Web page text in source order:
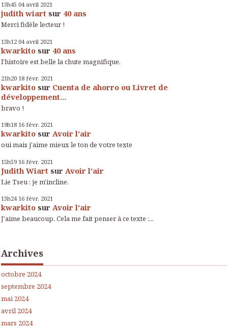
13h45 04 avril 2021
judith wiart sur 40 ans
Merci fidèle lecteur !
13h12 04 avril 2021
kwarkito sur 40 ans
l'histoire est belle la chute magnifique,
21h20 18 févr. 2021
kwarkito sur Cuenta de ahorro ou Livret de
développement...
bravo !
19h18 16 févr. 2021
kwarkito sur Avoir l'air
oui mais j'aime mieux le ton de votre texte
15h59 16 févr. 2021
Judith Wiart sur Avoir l'air
Lie Tseu : je m'incline.
13h24 16 févr. 2021
kwarkito sur Avoir l'air
J'aime beaucoup. Cela me fait penser à ce texte :...
Archives
octobre 2024
septembre 2024
mai 2024
avril 2024
mars 2024